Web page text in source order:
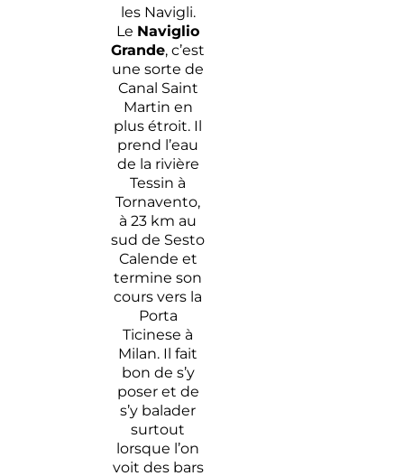
les Navigli.
Le Naviglio
Grande, c’est
une sorte de
Canal Saint
Martin en
plus étroit. Il
prend l’eau
de la rivière
Tessin à
Tornavento,
à 23 km au
sud de Sesto
Calende et
termine son
cours vers la
Porta
Ticinese à
Milan. Il fait
bon de s’y
poser et de
s’y balader
surtout
lorsque l’on
voit des bars